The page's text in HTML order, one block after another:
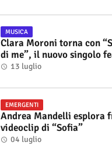
MUSICA
Clara Moroni torna con
di me”, il nuovo singolo
13 luglio
EMERGENTI
Andrea Mandelli esplora
videoclip di “Sofia”
04 luglio